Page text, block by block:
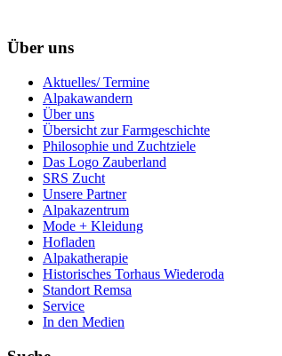
Über uns
Aktuelles/ Termine
Alpakawandern
Über uns
Übersicht zur Farmgeschichte
Philosophie und Zuchtziele
Das Logo Zauberland
SRS Zucht
Unsere Partner
Alpakazentrum
Mode + Kleidung
Hofladen
Alpakatherapie
Historisches Torhaus Wiederoda
Standort Remsa
Service
In den Medien